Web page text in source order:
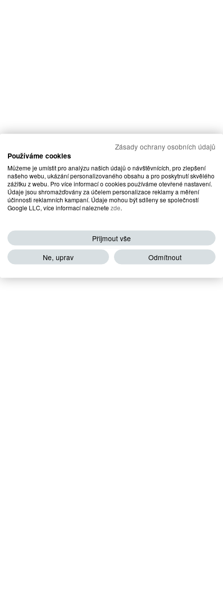
Zásady ochrany osobních údajů
Používáme cookies
Můžeme je umístit pro analýzu našich údajů o návštěvnících, pro zlepšení
našeho webu, ukázání personalizovaného obsahu a pro poskytnutí skvělého
zážitku z webu. Pro více informací o cookies používáme otevřené nastavení.
Údaje jsou shromažďovány za účelem personalizace reklamy a měření
účinnosti reklamních kampaní. Údaje mohou být sdíleny se společností
Google LLC, více informací naleznetezde
Přijmout vše
Ne, uprav
Odmítnout